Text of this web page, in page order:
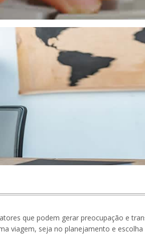
que podem gerar preocupação e
viagem, seja no planejamento e